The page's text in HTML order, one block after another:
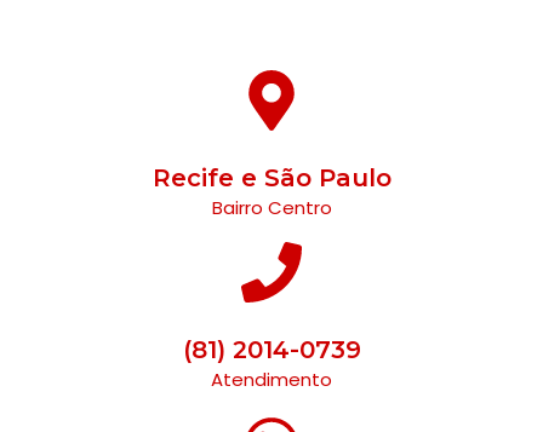
Recife e São Paulo
Bairro Centro
(81) 2014-0739
Atendimento